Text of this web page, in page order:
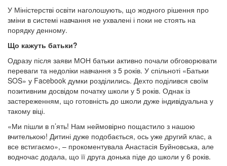
У Міністерстві освіти наголошують, що жодного рішення про
зміни в системі навчання не ухвалені і поки не стоять на
порядку денному.
Що кажуть батьки?
Одразу після заяви МОН батьки активно почали обговорювати
переваги та недоліки навчання з 5 років. У спільноті «Батьки
SOS» у Facebook думки розділились. Дехто поділився своїм
позитивним досвідом початку школи у 5 років. Однак із
застереженням, що готовність до школи дуже індивідуальна у
такому віці.
«Ми пішли в п’ять! Нам неймовірно пощастило з нашою
вчителькою! Дитині дуже подобається, ось уже другий клас, а
все встигаємо», – прокоментувала Анастасія Буйновська, але
водночас додала, що її друга донька піде до школи у 6 років.